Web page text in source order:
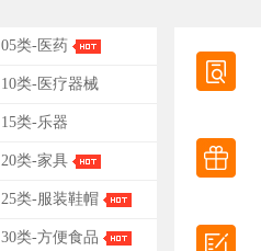
05类-医药
10类-医疗器械
15类-乐器
20类-家具
25类-服装鞋帽
30类-方便食品